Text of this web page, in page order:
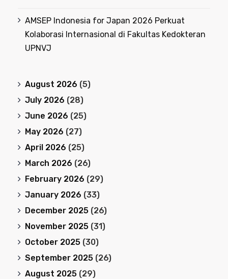
AMSEP Indonesia for Japan 2026 Perkuat
Kolaborasi Internasional di Fakultas Kedokteran
UPNVJ
August 2026 (5)
July 2026 (28)
June 2026 (25)
May 2026 (27)
April 2026 (25)
March 2026 (26)
February 2026 (29)
January 2026 (33)
December 2025 (26)
November 2025 (31)
October 2025 (30)
September 2025 (26)
August 2025 (29)